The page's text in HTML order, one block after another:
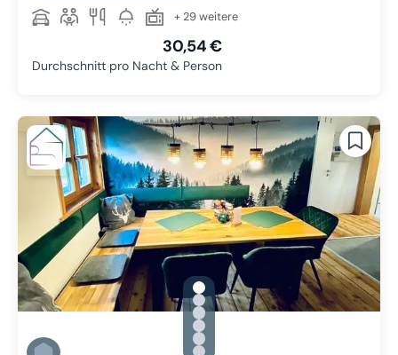
+ 29 weitere
30,54 €
Durchschnitt pro Nacht & Person
gallery.slide_selector
Zu Slide 1 wechseln
Zu Slide 2 wechseln
Zu Slide 3 wechseln
Zu Slide 4 wechseln